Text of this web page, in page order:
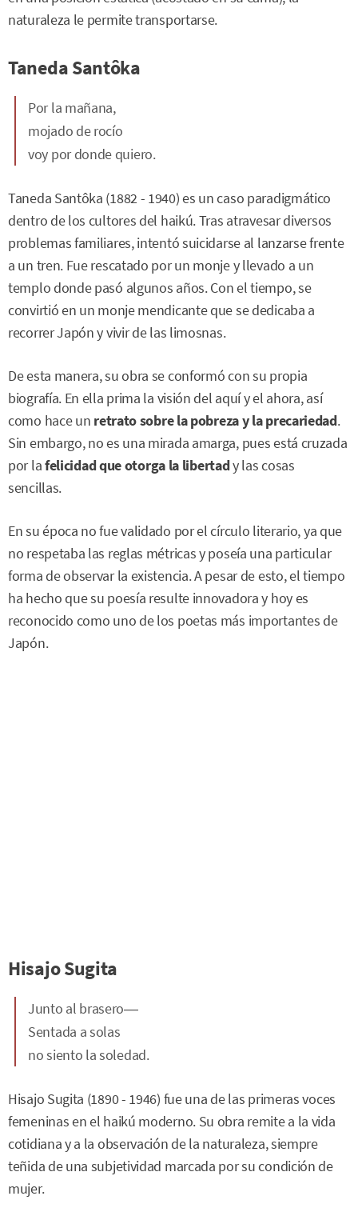
naturaleza le permite transportarse.
Taneda Santôka
Por la mañana,
mojado de rocío
voy por donde quiero.
Taneda Santôka (1882 - 1940) es un caso paradigmático
dentro de los cultores del haikú. Tras atravesar diversos
problemas familiares, intentó suicidarse al lanzarse frente
a un tren. Fue rescatado por un monje y llevado a un
templo donde pasó algunos años. Con el tiempo, se
convirtió en un monje mendicante que se dedicaba a
recorrer Japón y vivir de las limosnas.
De esta manera, su obra se conformó con su propia
biografía. En ella prima la visión del aquí y el ahora, así
como hace un retrato sobre la pobreza y la precariedad.
Sin embargo, no es una mirada amarga, pues está cruzada
por lafelicidad que otorga la libertady las cosas
sencillas.
En su época no fue validado por el círculo literario, ya que
no respetaba las reglas métricas y poseía una particular
forma de observar la existencia. A pesar de esto, el tiempo
ha hecho que su poesía resulte innovadora y hoy es
reconocido como uno de los poetas más importantes de
Japón.
Hisajo Sugita
Junto al brasero―
Sentada a solas
no siento la soledad.
Hisajo Sugita (1890 - 1946) fue una de las primeras voces
femeninas en el haikú moderno. Su obra remite a la vida
cotidiana y a la observación de la naturaleza, siempre
teñida de una subjetividad marcada por su condición de
mujer.